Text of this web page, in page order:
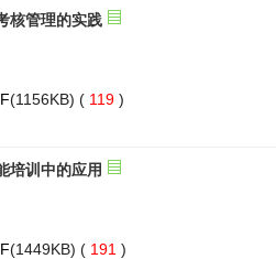
119 )
191 )